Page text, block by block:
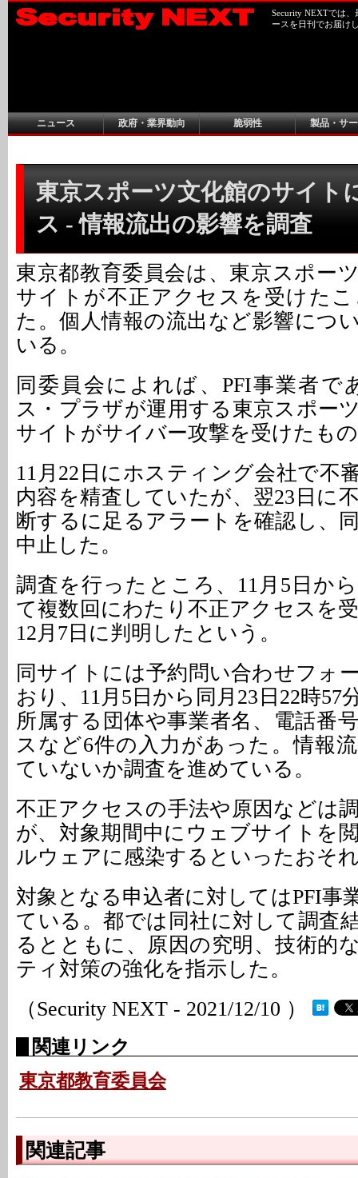
Security NEXTでは
ースを日刊でお届け
ニュース 政府・業界動向 脆弱性 製品・サ
東京スポーツ文化館のサイト
ス - 情報流出の影響を調査
東京都教育委員会は、東京スポー
サイトが不正アクセスを受けた
た。個人情報の流出など影響につ
いる。
同委員会によれば、PFI事業者で
ス・プラザが運用する東京スポー
サイトがサイバー攻撃を受けたも
11月22日にホスティング会社で不
内容を精査していたが、翌23日に
断するに足るアラートを確認し、
中止した。
調査を行ったところ、11月5日か
て複数回にわたり不正アクセスを
12月7日に判明したという。
同サイトには予約問い合わせフォ
おり、11月5日から同月23日22時57
所属する団体や事業者名、電話番
スなど6件の入力があった。情報
ていないか調査を進めている。
不正アクセスの手法や原因などは
が、対象期間中にウェブサイトを
ルウェアに感染するといったおそ
対象となる申込者に対してはPFI事
ている。都では同社に対して調査
るとともに、原因の究明、技術的
ティ対策の強化を指示した。
（Security NEXT - 2021/12/10 ）
関連リンク
東京都教育委員会
関連記事